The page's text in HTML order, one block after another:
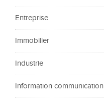
Entreprise
Immobilier
Industrie
Information communication